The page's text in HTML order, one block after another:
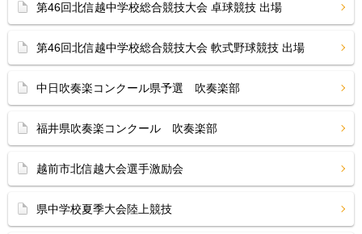
第46回北信越中学校総合競技大会 卓球競技 出場
第46回北信越中学校総合競技大会 軟式野球競技 出場
中日吹奏楽コンクール県予選 吹奏楽部
福井県吹奏楽コンクール 吹奏楽部
越前市北信越大会選手激励会
県中学校夏季大会陸上競技